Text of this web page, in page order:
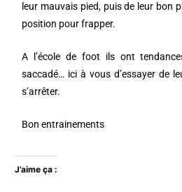
leur mauvais pied, puis de leur bon
position pour frapper.
A l’école de foot ils ont
saccadé… ici à vous d’essayer de
s’arrêter.
Bon entrainements
J’aime ça :